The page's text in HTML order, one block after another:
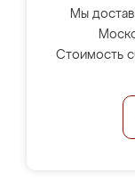
Мы
Стоимость